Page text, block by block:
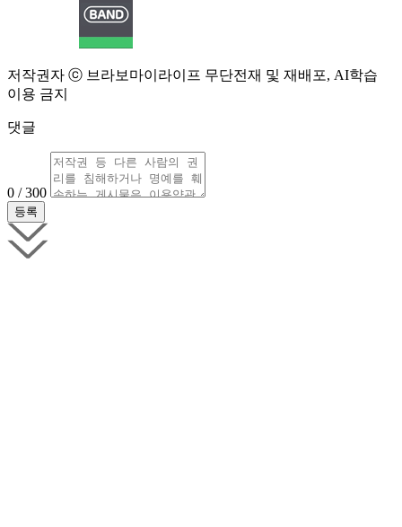
저작권자 ⓒ 브라보마이라이프 무단전재 및 재배포, AI학습
이용 금지
댓글
0 / 300